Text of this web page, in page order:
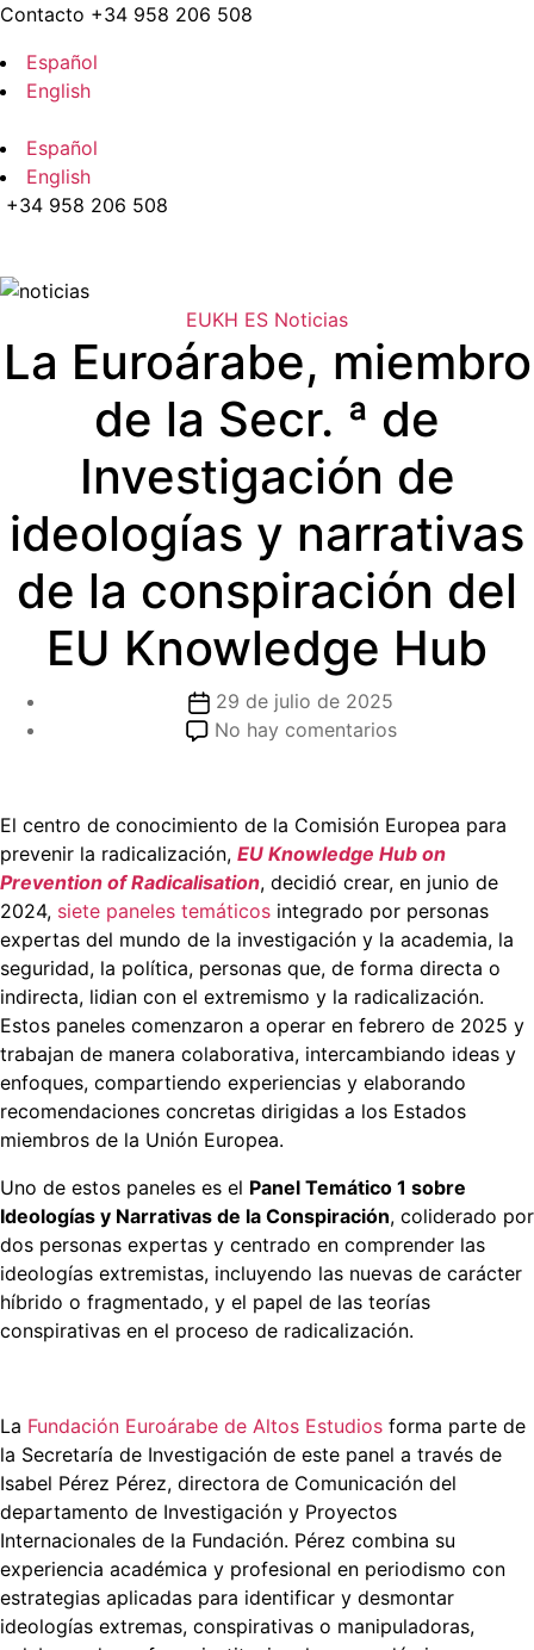
Saltar
contenido
Contacto +34 958 206 508
Español
English
Español
English
+34 958 206 508
Categorías
EUKH ES Noticias
La Euroárabe, miembro
de la Secr. ª de
Investigación de
ideologías y narrativas
de la conspiración del
EU Knowledge Hub
Fecha
de
29 de julio de 2025
No hay comentariosen
miembro
de
Secr.
Investigación
ideologías
narrativas
conspiración
del
EU
Knowledge
Hub
El centro de conocimiento de la Comisión Europea para
prevenir la radicalización, EU Knowledge Hub on
Prevention of Radicalisation, decidió crear, en junio de
2024, siete paneles temáticos integrado por personas
expertas del mundo de la investigación y la academia, la
seguridad, la política, personas que, de forma directa o
indirecta, lidian con el extremismo y la radicalización.
Estos paneles comenzaron a operar en febrero de 2025 y
trabajan de manera colaborativa, intercambiando ideas y
enfoques, compartiendo experiencias y elaborando
recomendaciones concretas dirigidas a los Estados
miembros de la Unión Europea.
Uno de estos paneles es el Panel Temático 1 sobre
Ideologías y Narrativas de la Conspiración, coliderado por
dos personas expertas y centrado en comprender las
ideologías extremistas, incluyendo las nuevas de carácter
híbrido o fragmentado, y el papel de las teorías
conspirativas en el proceso de radicalización.
La Fundación Euroárabe de Altos Estudios forma parte de
la Secretaría de Investigación de este panel a través de
Isabel Pérez Pérez, directora de Comunicación del
departamento de Investigación y Proyectos
Internacionales de la Fundación. Pérez combina su
experiencia académica y profesional en periodismo con
estrategias aplicadas para identificar y desmontar
ideologías extremas, conspirativas o manipuladoras,